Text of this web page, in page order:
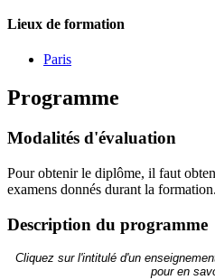
Lieux de formation
Paris
Programme
Modalités d'évaluation
Pour obtenir le diplôme, il faut
examens donnés durant la formation.
Description du programme
Cliquez sur l'intitulé d'un
pour en